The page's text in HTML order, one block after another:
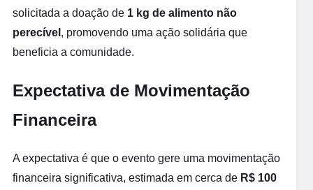
solicitada a doação de 1 kg de alimento não
perecível , promovendo uma ação solidária que
beneficia a comunidade.
Expectativa de Movimentação
Financeira
A expectativa é que o evento gere uma movimentação
financeira significativa, estimada em cerca de R$ 100